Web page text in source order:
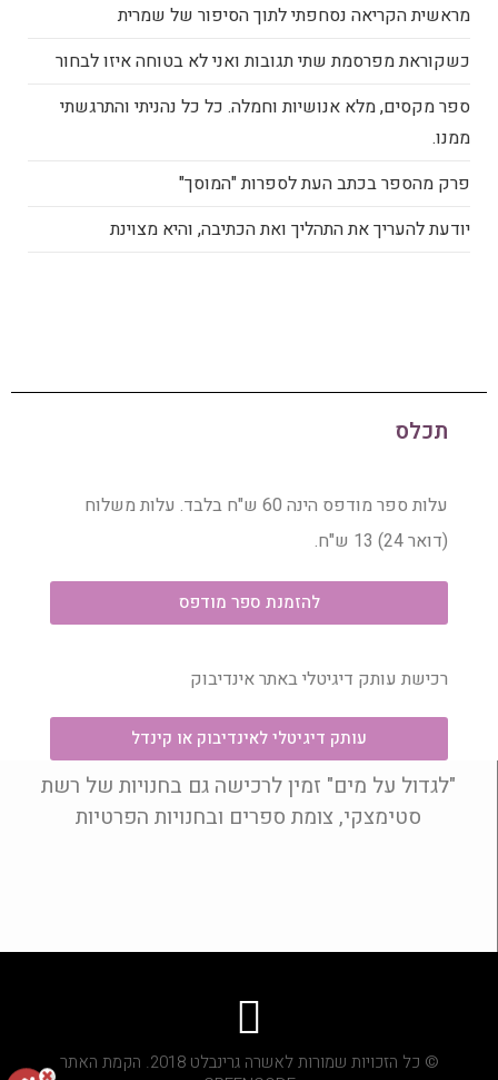
מראשית הקריאה נסחפתי לתוך הסיפור של שמרית
כשקוראת מפרסמת שתי תגובות ואני לא בטוחה איזו לבחור
ספר מקסים, מלא אנושיות וחמלה. כל כל נהניתי והתרגשתי
ממנו.
פרק מהספר בכתב העת לספרות "המוסך"
יודעת להעריך את התהליך ואת הכתיבה, והיא מצוינת
תכלס
עלות ספר מודפס הינה 60 ש"ח בלבד. עלות משלוח
(דואר 24) 13 ש"ח.
להזמנת ספר מודפס
רכישת עותק דיגיטלי באתר אינדיבוק
עותק דיגיטלי לאינדיבוק או קינדל
"לגדול על מים" זמין לרכישה גם בחנויות של רשת
סטימצקי, צומת ספרים ובחנויות הפרטיות
© כל הזכויות שמורות לאשרה גרינבלט 2018. הקמת האתר